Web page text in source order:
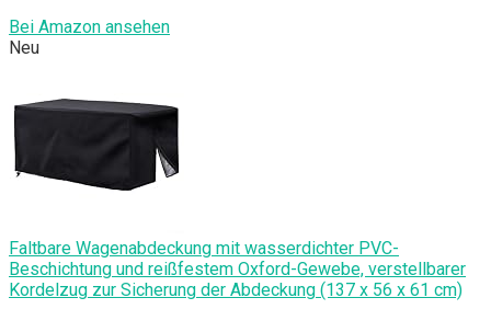
Bei Amazon ansehen
Neu
Faltbare Wagenabdeckung mit wasserdichter PVC-
Beschichtung und reißfestem Oxford-Gewebe, verstellbarer
Kordelzug zur Sicherung der Abdeckung (137 x 56 x 61 cm)